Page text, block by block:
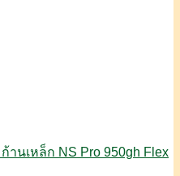
านเหล็ก NS Pro 950gh Flex